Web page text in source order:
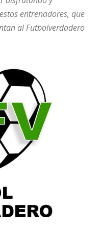
entrenadores, que
al Futbolverdadero